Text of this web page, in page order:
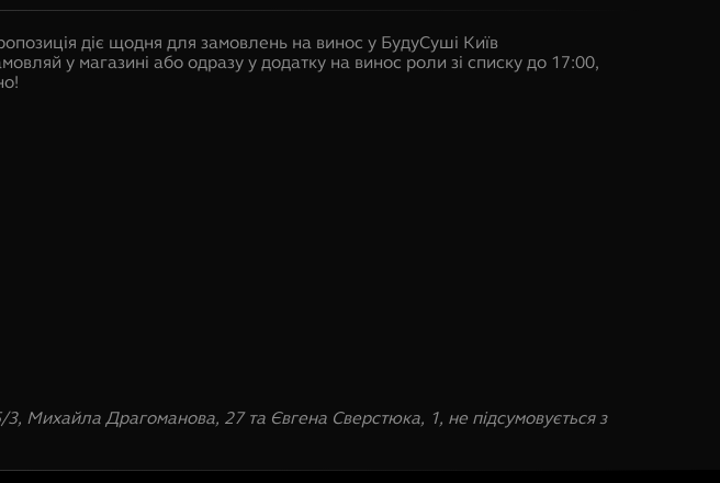
діє щодня для замовлень на винос у БудуСуші Київ
у магазині або одразу у додатку на винос роли зі списку до 17:00,
Михайла Драгоманова, 27 та Євгена Сверстюка, 1, не підсумовується з